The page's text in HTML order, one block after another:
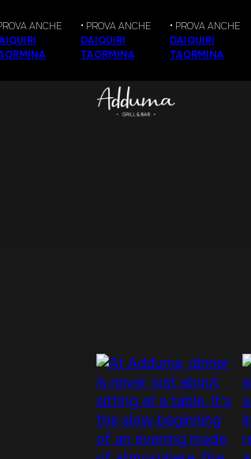
ANCHE
• PROVA ANCHE
DAIQUIRI
TAORMINA
• PROVA ANCHE
DAIQUIRI
TAORMINA